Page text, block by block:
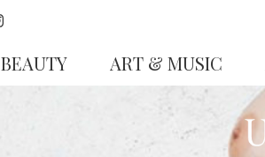
BEAUTY ART & MUSIC